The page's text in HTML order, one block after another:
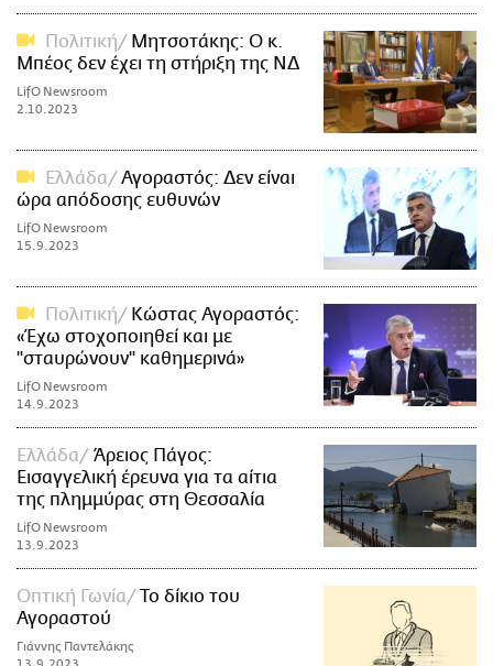
Πολιτική
Μητσοτάκης: Ο κ.
Μπέος δεν έχει τη στήριξη της ΝΔ
LifO Newsroom
2.10.2023
Ελλάδα
Αγοραστός: Δεν είναι
ώρα απόδοσης ευθυνών
LifO Newsroom
15.9.2023
Πολιτική
Κώστας Αγοραστός:
«Έχω στοχοποιηθεί και με
"σταυρώνουν" καθημερινά»
LifO Newsroom
14.9.2023
Ελλάδα
Άρειος Πάγος:
Εισαγγελική έρευνα για τα αίτια
της πλημμύρας στη Θεσσαλία
LifO Newsroom
13.9.2023
Οπτική Γωνία
Το δίκιο του
Αγοραστού
Γιάννης Παντελάκης